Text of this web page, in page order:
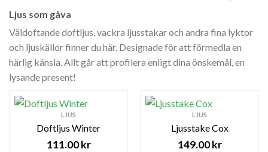
Ljus som gåva
Väldoftande doftljus, vackra ljusstakar och andra fina lyktor
och ljuskällor finner du här. Designade för att förmedla en
härlig känsla. Allt går att profilera enligt dina önskemål, en
lysande present!
LJUS
Doftljus Winter
111.00kr
LJUS
Ljusstake Cox
149.00kr